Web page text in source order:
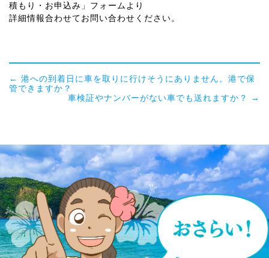
積もり・お申込み」フォームより
詳細情報合わせてお問い合わせください。
← 港への到着日に車を取りに行けそうにありません。港で保
管できますか？
車検証やナンバーがない車でも送れますか？
→